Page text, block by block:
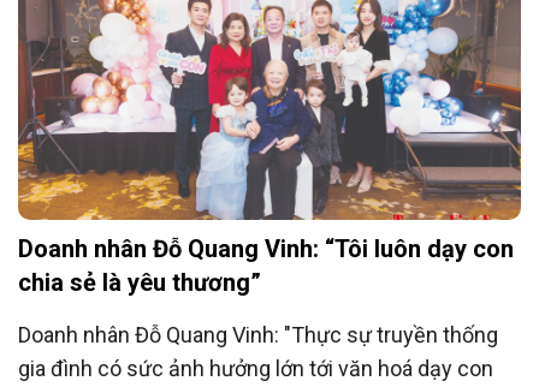
Doanh nhân Đỗ Quang Vinh: “Tôi luôn dạy con
chia sẻ là yêu thương”
Doanh nhân Đỗ Quang Vinh: "Thực sự truyền thống
gia đình có sức ảnh hưởng lớn tới văn hoá dạy con